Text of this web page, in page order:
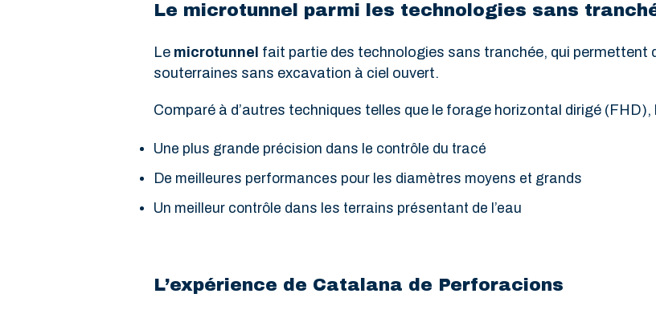
Le microtunnel parmi les technologies sans
Le microtunnel fait partie des technologies sans tranchée, qui permettent
souterraines sans excavation à ciel ouvert.
Comparé à d’autres techniques telles que le forage horizontal dirigé
Une plus grande précision dans le contrôle du tracé
De meilleures performances pour les diamètres moyens et grands
Un meilleur contrôle dans les terrains présentant de l’eau
L’expérience de Catalana de Perforacions